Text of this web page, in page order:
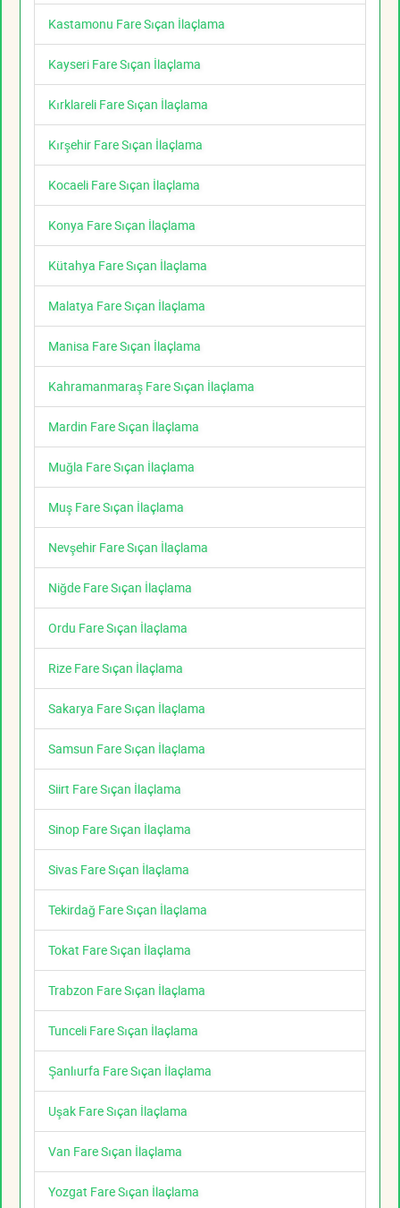
Kastamonu Fare Sıçan İlaçlama
Kayseri Fare Sıçan İlaçlama
Kırklareli Fare Sıçan İlaçlama
Kırşehir Fare Sıçan İlaçlama
Kocaeli Fare Sıçan İlaçlama
Konya Fare Sıçan İlaçlama
Kütahya Fare Sıçan İlaçlama
Malatya Fare Sıçan İlaçlama
Manisa Fare Sıçan İlaçlama
Kahramanmaraş Fare Sıçan İlaçlama
Mardin Fare Sıçan İlaçlama
Muğla Fare Sıçan İlaçlama
Muş Fare Sıçan İlaçlama
Nevşehir Fare Sıçan İlaçlama
Niğde Fare Sıçan İlaçlama
Ordu Fare Sıçan İlaçlama
Rize Fare Sıçan İlaçlama
Sakarya Fare Sıçan İlaçlama
Samsun Fare Sıçan İlaçlama
Siirt Fare Sıçan İlaçlama
Sinop Fare Sıçan İlaçlama
Sivas Fare Sıçan İlaçlama
Tekirdağ Fare Sıçan İlaçlama
Tokat Fare Sıçan İlaçlama
Trabzon Fare Sıçan İlaçlama
Tunceli Fare Sıçan İlaçlama
Şanlıurfa Fare Sıçan İlaçlama
Uşak Fare Sıçan İlaçlama
Van Fare Sıçan İlaçlama
Yozgat Fare Sıçan İlaçlama